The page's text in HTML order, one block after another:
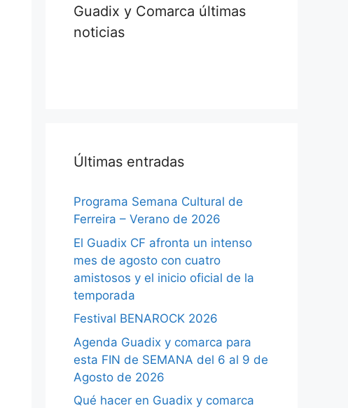
Guadix y Comarca últimas
noticias
Últimas entradas
Programa Semana Cultural de
Ferreira – Verano de 2026
El Guadix CF afronta un intenso
mes de agosto con cuatro
amistosos y el inicio oficial de la
temporada
Festival BENAROCK 2026
Agenda Guadix y comarca para
esta FIN de SEMANA del 6 al 9 de
Agosto de 2026
Qué hacer en Guadix y comarca